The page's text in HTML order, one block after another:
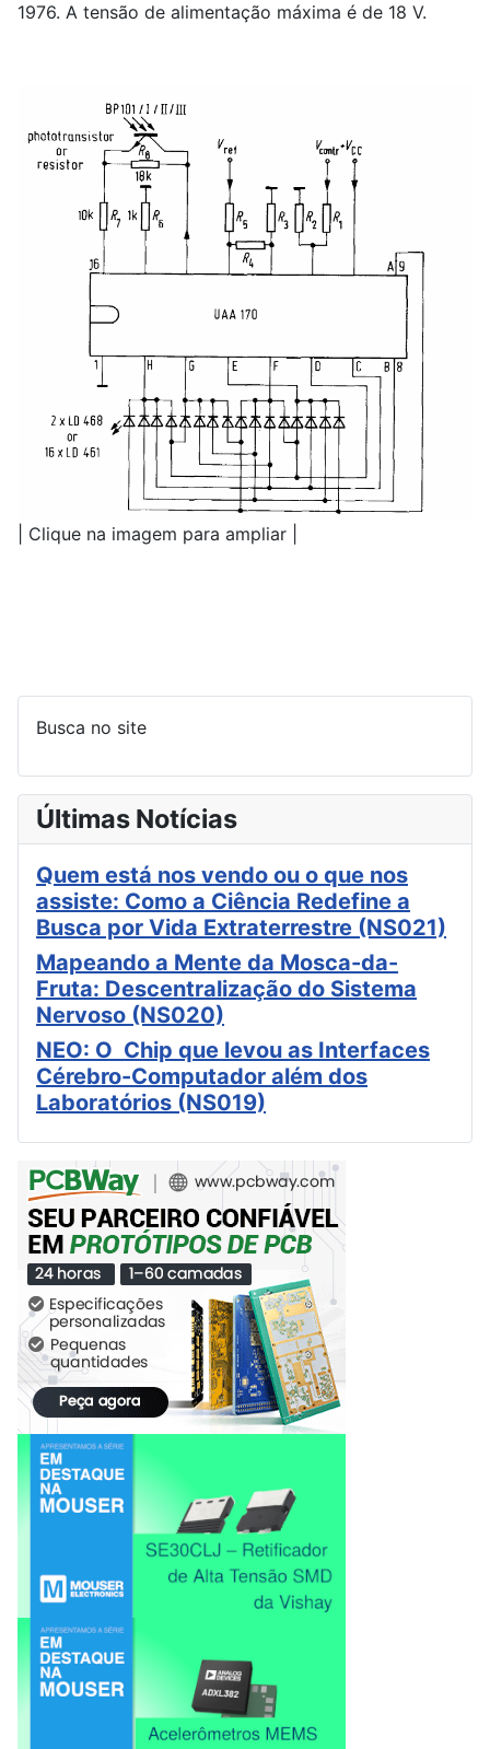
1976. A tensão de alimentação máxima é de 18 V.
| Clique na imagem para ampliar |
Busca no site
Últimas Notícias
Quem está nos vendo ou o que nos
assiste: Como a Ciência Redefine a
Busca por Vida Extraterrestre (NS021)
Mapeando a Mente da Mosca-da-
Fruta: Descentralização do Sistema
Nervoso (NS020)
NEO: O Chip que levou as Interfaces
Cérebro-Computador além dos
Laboratórios (NS019)